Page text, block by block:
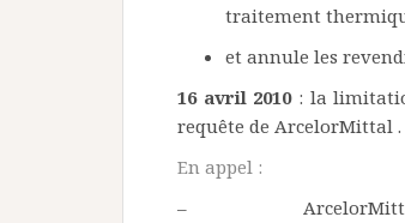
traitement
et annule les
16 avril 2010 : la
requête de ArcelorMittal .
En appel :
– ArcelorMittal